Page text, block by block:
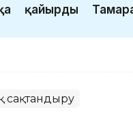
қайырды
сақтандыру